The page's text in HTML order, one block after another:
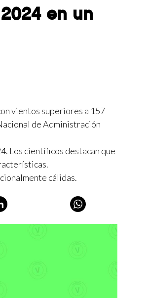
en un
vientos superiores a 157
de Administración
Los científicos destacan que
cálidas.